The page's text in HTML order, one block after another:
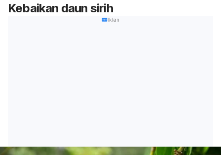
Kebaikan daun sirih
Iklan